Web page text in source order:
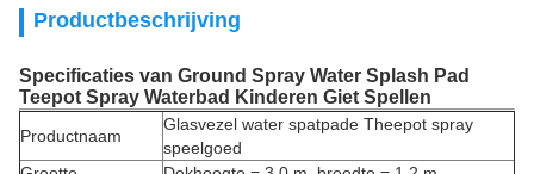
Productbeschrijving
Specificaties van Ground Spray Water Splash Pad
Teepot Spray Waterbad Kinderen Giet Spellen
Productnaam
Glasvezel water spatpade Theepot spray
speelgoed